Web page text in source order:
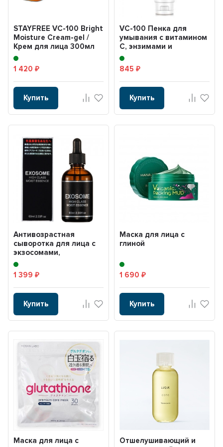
STAYFREE VC-100 Bright
Moisture Cream-gel /
Крем для лица 300мл
1 420₽
Купить
VC-100 Пенка для
умывания с витамином
С, энзимами и
ботаническим
комплексом 1...
845 ₽
Купить
Антивозрастная
сыворотка для лица с
экзосомами,
стволовыми клетками,
липосома...
1 399₽
Купить
Маска для лица с
глиной
1 690 ₽
Купить
Маска для лица с
Отшелушивающий и